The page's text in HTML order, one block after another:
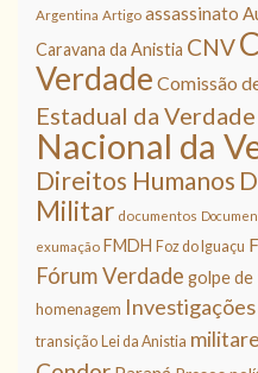
Argentina Artigo assassinato
Caravana da Anistia CNV
Verdade Comissão
Estadual da Verdade
Nacional da
Direitos Humanos
Militar documentos
exumação FMDH Foz do Iguaçu
Fórum Verdade golpe de
homenagem Investigações
transição
Lei da Anistia